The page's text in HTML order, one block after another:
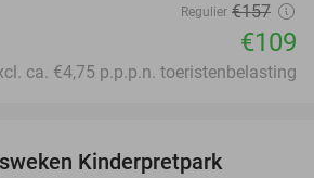
Regulier €157
€109
ca. €4,75 p.p.p.n. toeristenbelasting
Kinderpretpark